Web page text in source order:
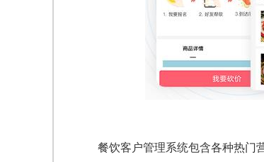
餐饮客户管理系统包含各种热门